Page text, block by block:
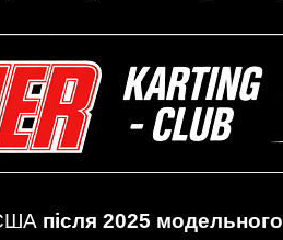
після 2025